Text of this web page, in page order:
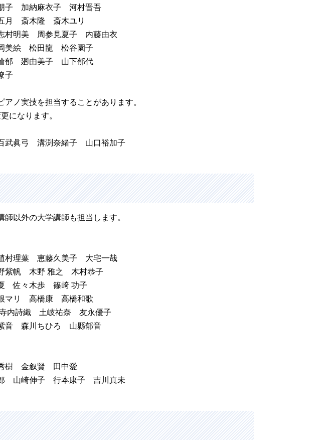
子 加納麻衣子 河村晋吾
月 斎木隆 斎木ユリ
明美 周参見夏子 内藤由衣
美絵 松田龍 松谷園子
郁 廻由美子 山下郁代
子
ノ実技を担当することがあります。
になります。
眞弓 溝渕奈緒子 山口裕加子
以外の大学講師も担当します。
理葉 恵藤久美子 大宅一哉
紫帆 木野 雅之 木村恭子
佐々木歩 篠﨑 功子
マリ 高橋康 高橋和歌
内詩織 土岐祐奈 友永優子
音 森川ちひろ 山縣郁音
樹 金叙賢 田中愛
山崎伸子 行本康子 吉川真未